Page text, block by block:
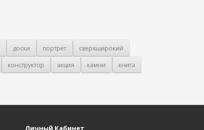
доски портрет
сверхширокий
конструктор акция камни
книга
Личный Кабинет